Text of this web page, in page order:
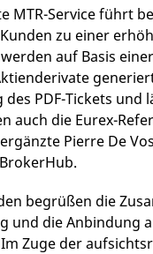
MTR-Service führt
zu einer
auf Basis
des PDF-Tickets und
auch die Eurex-
Pierre De
begrüßen die
und die Anbindung
Im Zuge der
www.eurex.com 1 Jahr
.youtube.com